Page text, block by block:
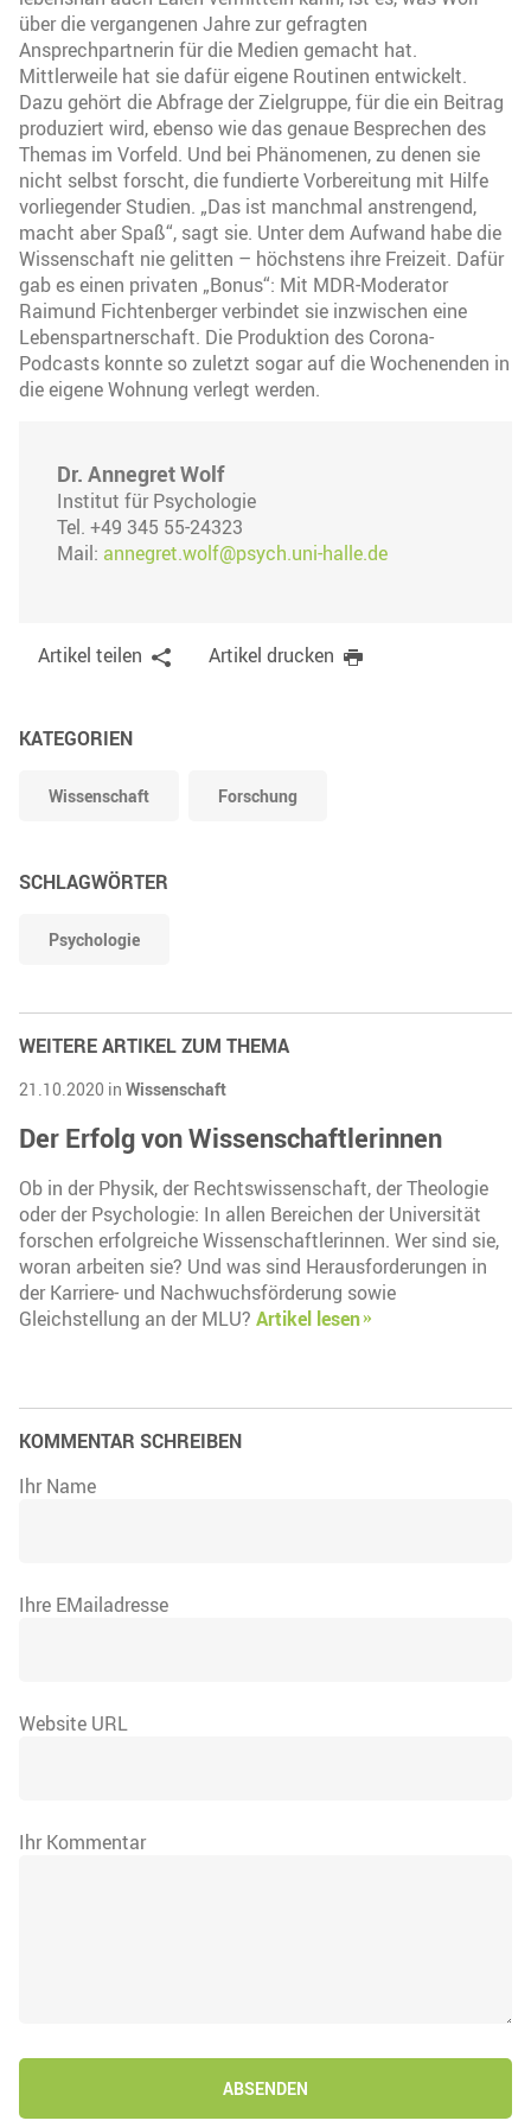
über die vergangenen Jahre zur gefragten
Ansprechpartnerin für die Medien gemacht hat.
Mittlerweile hat sie dafür eigene Routinen entwickelt.
Dazu gehört die Abfrage der Zielgruppe, für die ein Beitrag
produziert wird, ebenso wie das genaue Besprechen des
Themas im Vorfeld. Und bei Phänomenen, zu denen sie
nicht selbst forscht, die fundierte Vorbereitung mit Hilfe
vorliegender Studien. „Das ist manchmal anstrengend,
macht aber Spaß“, sagt sie. Unter dem Aufwand habe die
Wissenschaft nie gelitten – höchstens ihre Freizeit. Dafür
gab es einen privaten „Bonus“: Mit MDR-Moderator
Raimund Fichtenberger verbindet sie inzwischen eine
Lebenspartnerschaft. Die Produktion des Corona-
Podcasts konnte so zuletzt sogar auf die Wochenenden in
die eigene Wohnung verlegt werden.
Dr. Annegret Wolf
Institut für Psychologie
Tel. +49 345 55-24323
Mail: annegret.wolf@psych.uni-halle.de
Artikel teilen Artikel drucken
KATEGORIEN
Wissenschaft Forschung
SCHLAGWÖRTER
Psychologie
WEITERE ARTIKEL ZUM THEMA
21.10.2020 in Wissenschaft
Der Erfolg von Wissenschaftlerinnen
Ob in der Physik, der Rechtswissenschaft, der Theologie
oder der Psychologie: In allen Bereichen der Universität
forschen erfolgreiche Wissenschaftlerinnen. Wer sind sie,
woran arbeiten sie? Und was sind Herausforderungen in
der Karriere- und Nachwuchsförderung sowie
Gleichstellung an der MLU? Artikel lesen
KOMMENTAR SCHREIBEN
Ihr Name
Ihre EMailadresse
Website URL
Ihr Kommentar
ABSENDEN